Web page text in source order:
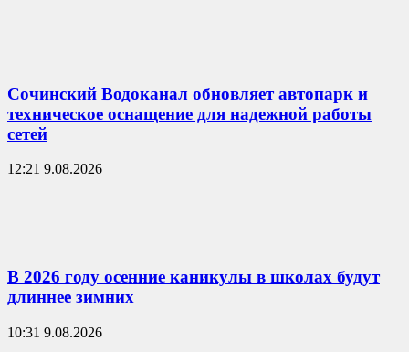
Сочинский Водоканал обновляет автопарк и
техническое оснащение для надежной работы
сетей
12:21 9.08.2026
В 2026 году осенние каникулы в школах будут
длиннее зимних
10:31 9.08.2026